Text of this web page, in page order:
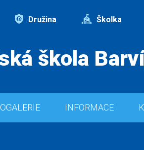
Družina Školka
škola
INFORMACE